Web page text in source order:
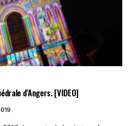
d’Angers. [VIDEO]